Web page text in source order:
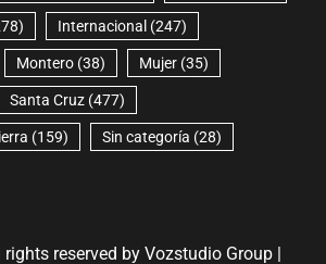
Internacional (247)
Montero(38) Mujer(35)
Santa Cruz(477)
(159) Sin categoría (28)
reserved by Vozstudio Group |